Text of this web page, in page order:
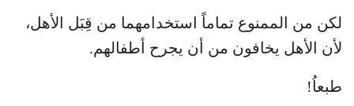
لكن من الممنوع تماماً استخدامهما من قِبَل الأهل،
لأن الأهل يخافون من أن يجرح أطفالهم.
طبعاُ!